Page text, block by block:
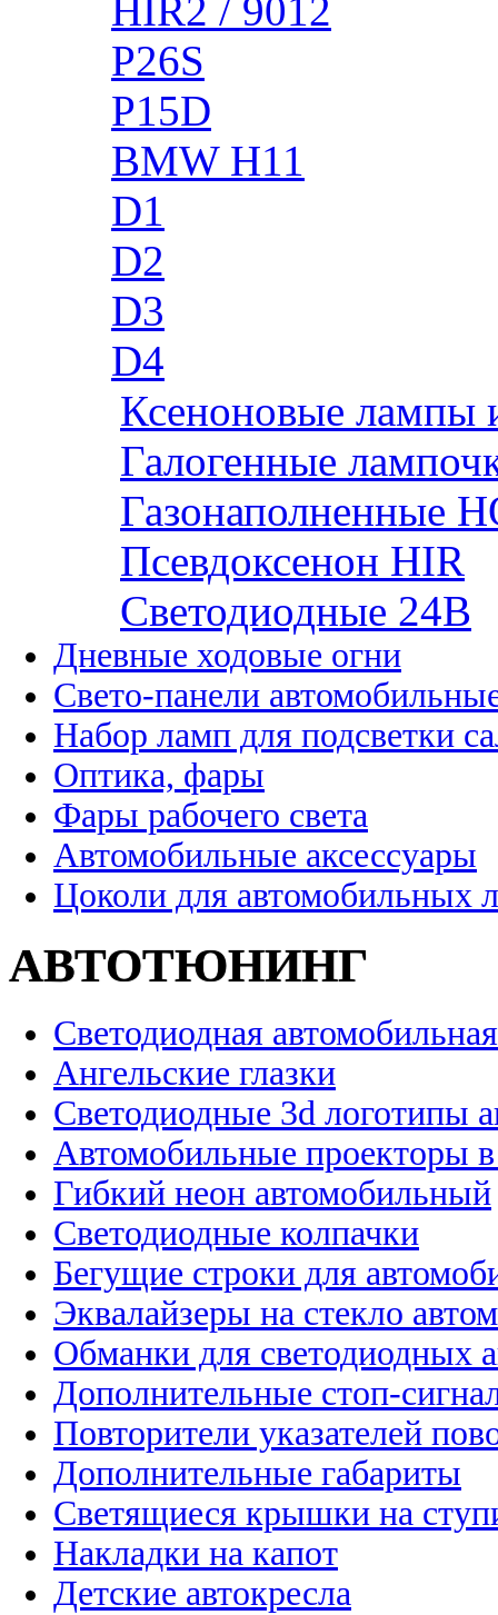
HIR2 / 9012
P26S
P15D
BMW H11
D1
D2
D3
D4
Ксеноновые лампы
Галогенные
Газонаполненные
Псевдоксенон HIR
Cветодиодные 24B
Дневные ходовые огни
Свето-панели
Набор ламп для подсветки
Оптика, фары
Фары рабочего света
Автомобильные аксессуары
Цоколи для автомобильных
АВТОТЮНИНГ
Светодиодная
Ангельские глазки
Светодиодные 3d логотипы
Автомобильные проекторы
Гибкий неон автомобильный
Светодиодные колпачки
Бегущие строки для
Эквалайзеры на стекло
Обманки для светодиодных
Дополнительные стоп-
Повторители указателей
Дополнительные габариты
Светящиеся крышки на
Накладки на капот
Детские автокресла